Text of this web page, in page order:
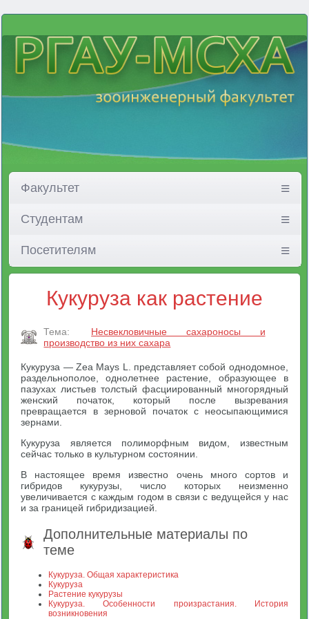
Факультет
Студентам
Посетителям
Кукуруза как растение
Тема:
Несвекловичные сахароносы и
производство из них сахара
Кукуруза — Zea Mays L. представляет собой однодомное,
раздельнополое, однолетнее растение, образующее в
пазухах листьев толстый фасциированный многорядный
женский початок, который после вызревания
превращается в зерновой початок с неосыпающимися
зернами.
Кукуруза является полиморфным видом, известным
сейчас только в культурном состоянии.
В настоящее время известно очень много сортов и
гибридов кукурузы, число которых неизменно
увеличивается с каждым годом в связи с ведущейся у нас
и за границей гибридизацией.
Дополнительные материалы по
теме
Кукуруза. Общая характеристика
Кукуруза
Растение кукурузы
Кукуруза. Особенности произрастания. История
возникновения